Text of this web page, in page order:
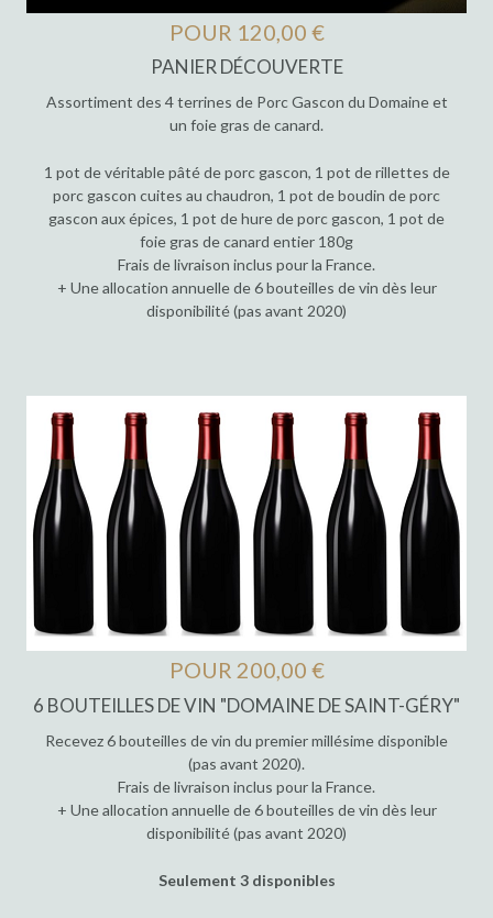
POUR 120,00 €
PANIER DÉCOUVERTE
Assortiment des 4 terrines de Porc Gascon du Domaine et
un foie gras de canard.
1 pot de véritable pâté de porc gascon, 1 pot de rillettes de
porc gascon cuites au chaudron, 1 pot de boudin de porc
gascon aux épices, 1 pot de hure de porc gascon, 1 pot de
foie gras de canard entier 180g
Frais de livraison inclus pour la France.
+ Une allocation annuelle de 6 bouteilles de vin dès leur
disponibilité (pas avant 2020)
POUR 200,00 €
6 BOUTEILLES DE VIN "DOMAINE DE SAINT-GÉRY"
Recevez 6 bouteilles de vin du premier millésime disponible
(pas avant 2020).
Frais de livraison inclus pour la France.
+ Une allocation annuelle de 6 bouteilles de vin dès leur
disponibilité (pas avant 2020)
Seulement 3 disponibles